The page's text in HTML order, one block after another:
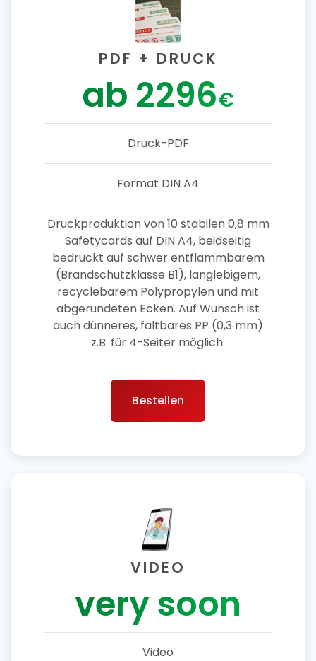
PDF + DRUCK
ab 2296€
Druck-PDF
Format DIN A4
Druckproduktion von 10 stabilen 0,8 mm
Safetycards auf DIN A4, beidseitig
bedruckt auf schwer entflammbarem
(Brandschutzklasse B1), langlebigem,
recyclebarem Polypropylen und mit
abgerundeten Ecken. Auf Wunsch ist
auch dünneres, faltbares PP (0,3 mm)
z.B. für 4-Seiter möglich.
Bestellen
VIDEO
very soon
Video